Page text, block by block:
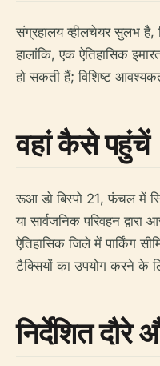
संग्रहालय व्हीलचेयर सुलभ
हालांकि, एक ऐतिहासिक
हो सकती हैं; विशिष्ट
वहां कैसे पहुंचें
रूआ डो बिस्पो 21, फंचल में
या सार्वजनिक परिवहन
ऐतिहासिक जिले में पार्किंग
टैक्सियों का उपयोग करने के
निर्देशित